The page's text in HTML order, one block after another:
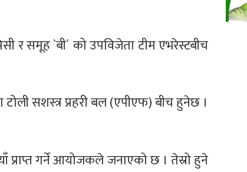
समूह `बी´ को उपविजेता टीम एभरेस्टबीच
सशस्त्र प्रहरी बल (एपीएफ) बीच हुनेछ ।
प्राप्त गर्ने आयोजकले जनाएको छ । तेस्रो हुने